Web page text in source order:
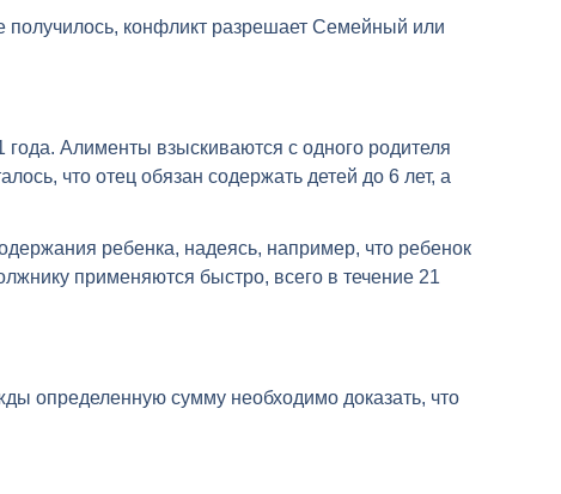
получилось, конфликт разрешает Семейный или
Алименты взыскиваются с одного родителя
что отец обязан содержать детей до 6 лет, а
ребенка, надеясь, например, что ребенок
применяются быстро, всего в течение 21
определенную сумму необходимо доказать, что